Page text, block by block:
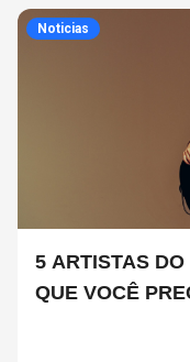
Noticias
5 ARTISTAS
QUE VOCÊ